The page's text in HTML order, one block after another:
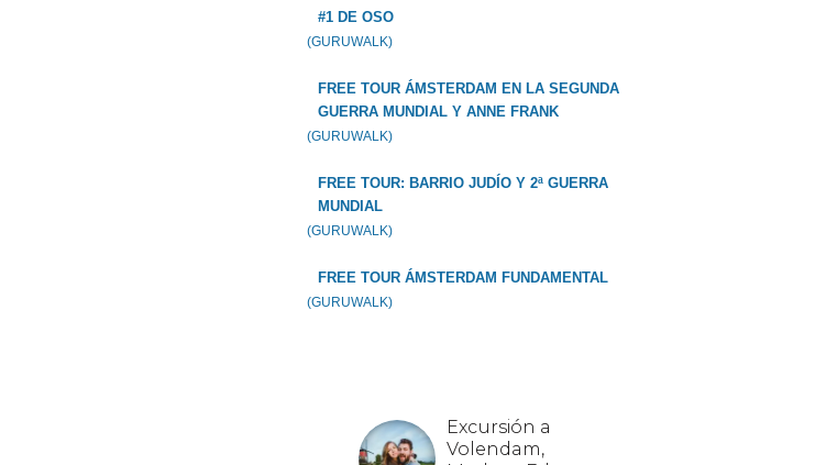
#1 DE OSO
(GURUWALK)
FREE TOUR ÁMSTERDAM EN LA SEGUNDA
GUERRA MUNDIAL Y ANNE FRANK
(GURUWALK)
FREE TOUR: BARRIO JUDÍO Y 2ª GUERRA
MUNDIAL
(GURUWALK)
FREE TOUR ÁMSTERDAM FUNDAMENTAL
(GURUWALK)